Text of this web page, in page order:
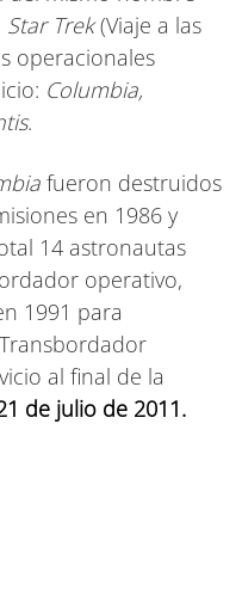
Star Trek(Viaje a las
operacionales
Columbia,
.
fueron destruidos
en 1986 y
14 astronautas
operativo,
1991 para
al final de la
de julio de 2011.